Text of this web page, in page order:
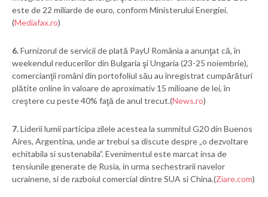
este de 22 miliarde de euro, conform Ministerului Energiei.
(Mediafax.ro)
6.Furnizorul de servicii de plată PayU România a anunţat că, în
weekendul reducerilor din Bulgaria şi Ungaria (23-25 noiembrie),
comercianţii români din portofoliul său au înregistrat cumpărături
plătite online în valoare de aproximativ 15 milioane de lei, în
creştere cu peste 40% faţă de anul trecut.(News.ro)
7.Liderii lumii participa zilele acestea la summitul G20 din Buenos
Aires, Argentina, unde ar trebui sa discute despre „o dezvoltare
echitabila si sustenabila”. Evenimentul este marcat insa de
tensiunile generate de Rusia, in urma sechestrarii navelor
ucrainene, si de razboiul comercial dintre SUA si China.(Ziare.com)